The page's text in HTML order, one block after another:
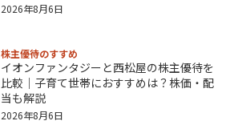
2026年8月6日
株主優待のすすめ
イオンファンタジーと西松屋の株主優待を
比較｜子育て世帯におすすめは？株価・配
当も解説
2026年8月6日